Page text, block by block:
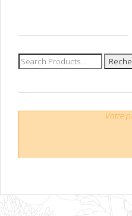
Recherche
pour :
Votre